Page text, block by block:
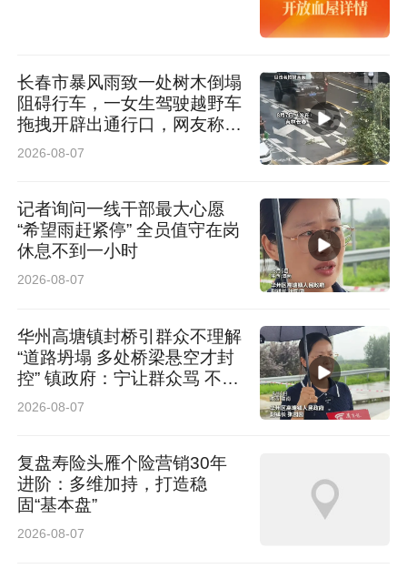
长春市暴风雨致一处树木倒塌
阻碍行车，一女生驾驶越野车
拖拽开辟出通行口，网友称赞
女司机拖拽时放缆旗还慢速！
2026-08-07
记者询问一线干部最大心愿
“希望雨赶紧停” 全员值守在岗
休息不到一小时
2026-08-07
华州高塘镇封桥引群众不理解
“道路坍塌 多处桥梁悬空才封
控” 镇政府：宁让群众骂 不让
群众哭
2026-08-07
复盘寿险头雁个险营销30年
进阶：多维加持，打造稳
固“基本盘”
2026-08-07